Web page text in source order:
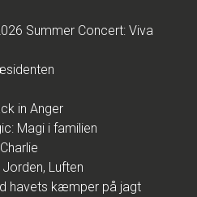
Summer Concert: Viva
in Anger
Magi i familien
Luften
havets kæmper på jagt